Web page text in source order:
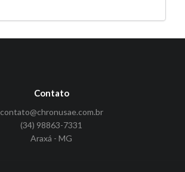
Contato
contato@chronusae.com.br
(34) 98863-7331
Araxá - MG